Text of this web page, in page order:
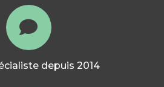
depuis 2014